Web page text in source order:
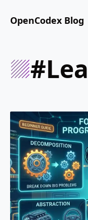
OpenCodex Blog